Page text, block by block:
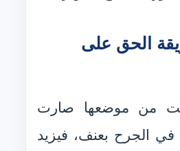
الحق على
من موضعها صارت
الجرح بعنف، فيزيد